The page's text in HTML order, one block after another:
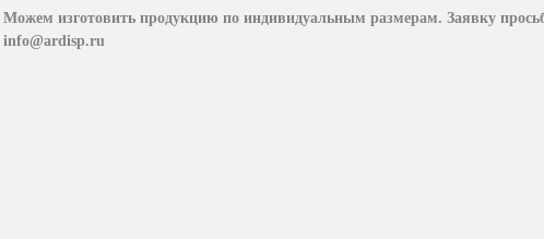
Можем изготовить продукцию по индивидуальным размерам. Заявку
info@ardisp.ru